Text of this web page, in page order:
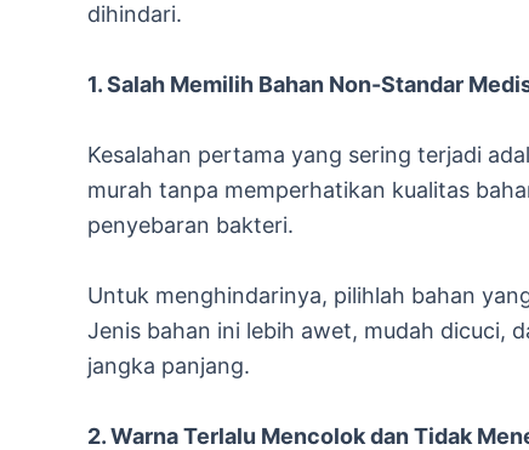
dihindari.
1. Salah Memilih Bahan Non-Standar
Kesalahan pertama yang sering terjadi
murah tanpa memperhatikan kualitas
penyebaran bakteri.
Untuk menghindarinya, pilihlah bahan
Jenis bahan ini lebih awet, mudah dicuci,
jangka panjang.
2. Warna Terlalu Mencolok dan Tidak